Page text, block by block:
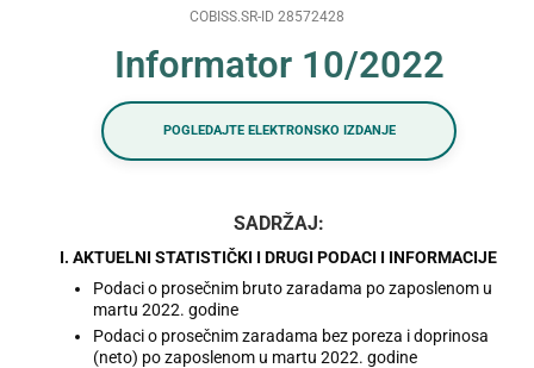
COBISS.SR-ID 28572428
Informator 10/2022
POGLEDAJTE ELEKTRONSKO IZDANJE
SADRŽAJ:
I. AKTUELNI STATISTIČKI I DRUGI PODACI I INFORMACIJE
Podaci o prosečnim bruto zaradama po zaposlenom u
martu 2022. godine
Podaci o prosečnim zaradama bez poreza i doprinosa
(neto) po zaposlenom u martu 2022. godine